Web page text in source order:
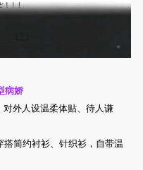
病娇
外人设温柔体贴、待人谦
简约衬衫、针织衫，自带温